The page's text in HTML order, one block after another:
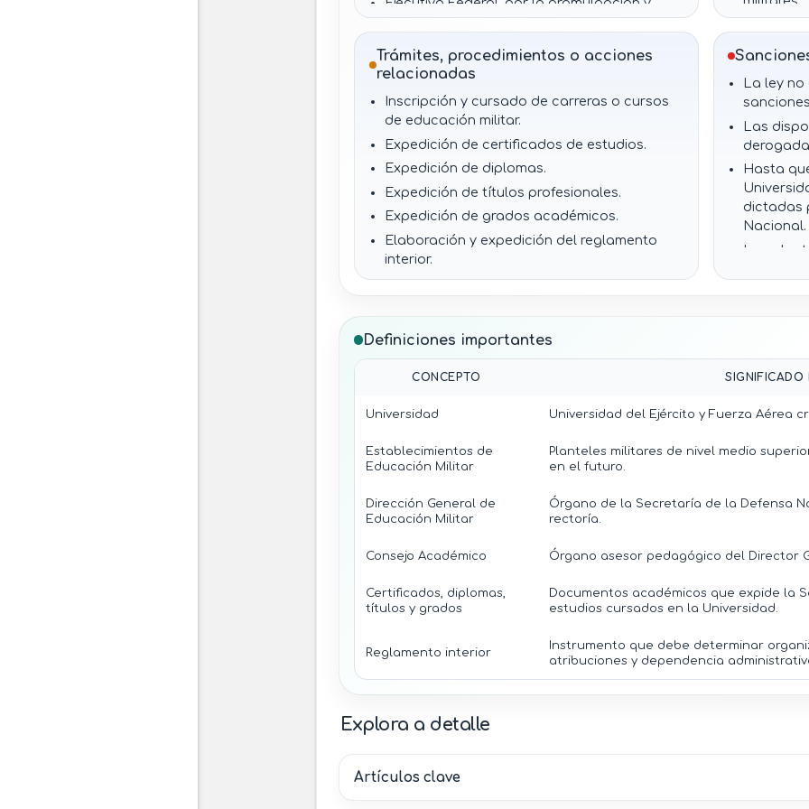
observancia de la ley.
acorde
La
expedir
carreras
La
debe
Trámites, procedimientos o acciones
relacionadas
Inscripción y cursado de carreras o cursos
de educación militar.
Expedición de certificados de estudios.
Expedición de diplomas.
Expedición de títulos profesionales.
Expedición de grados académicos.
Elaboración y expedición del reglamento
interior.
Asignación de recursos en el Presupuesto
disposiciones de la Secretaría de la Defensa
Nacional.
La ley no
Las
Hasta
dictadas
Nacional.
Los
Definiciones importantes
CONCEPTO SIGNIFICADO
Universidad Universidad del Ejército y Fuerza Aérea
Establecimientos de
Educación Militar
Planteles militares de nivel medio
en el futuro.
Dirección General de
Educación Militar
Órgano de la Secretaría de la Defensa
rectoría.
Consejo Académico Órgano asesor pedagógico del Director
Certificados, diplomas,
títulos y grados
Documentos académicos que expide la
estudios cursados en la Universidad.
Reglamento interior
Instrumento que debe determinar
atribuciones y dependencia
Explora a detalle
Artículos clave